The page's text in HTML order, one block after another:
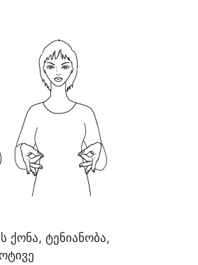
ქონა, ტენიანობა,